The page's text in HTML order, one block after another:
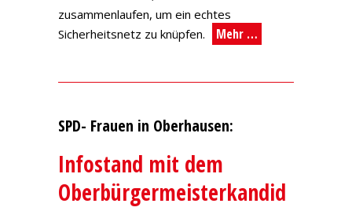
zusammenlaufen, um ein echtes
Sicherheitsnetz zu knüpfen.
Mehr …
SPD- Frauen in Oberhausen:
Infostand mit dem
Oberbürgermeisterkandid